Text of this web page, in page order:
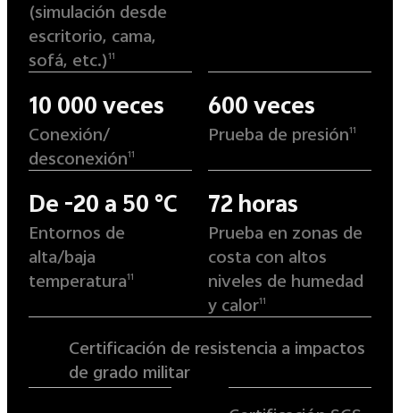
(simulación desde
escritorio, cama,
sofá, etc.) 11
10 000 veces
Conexión/
desconexión11
600 veces
Prueba de presión11
De -20 a 50 °C
Entornos de
alta/baja
temperatura11
72 horas
Prueba en zonas de
costa con altos
niveles de humedad
y calor11
Certificación de resistencia a impactos
de grado militar